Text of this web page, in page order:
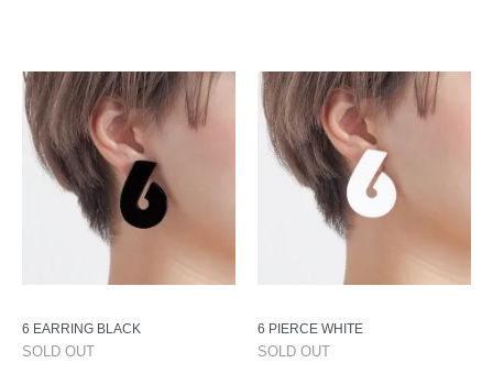
6 EARRING BLACK
SOLD OUT
6 PIERCE WHITE
SOLD OUT